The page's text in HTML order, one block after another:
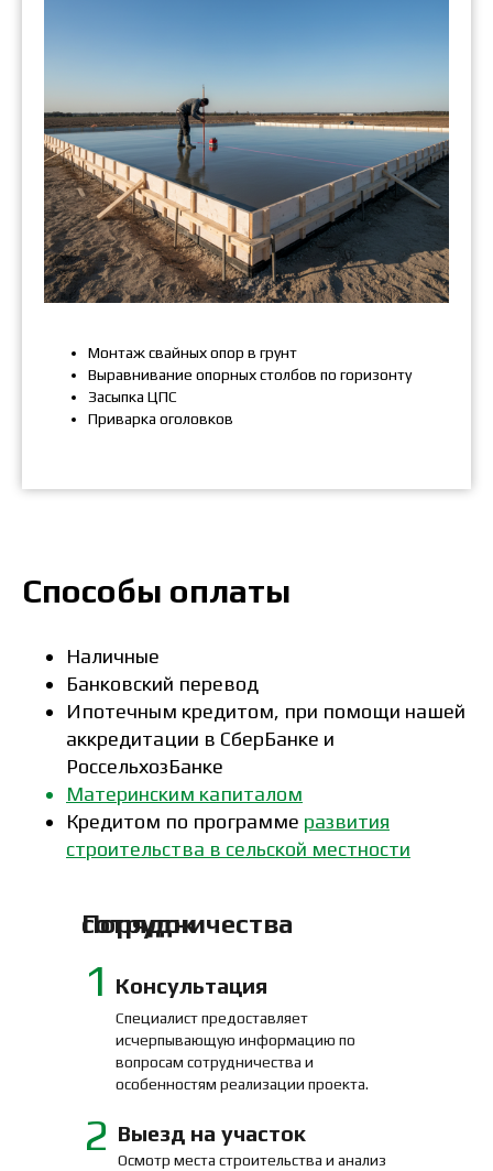
Монтаж свайных опор в грунт
Выравнивание опорных столбов по горизонту
Засыпка ЦПС
Приварка оголовков
Способы оплаты
Наличные
Банковский перевод
Ипотечным кредитом, при помощи нашей
аккредитации в СберБанке и
РоссельхозБанке
Материнским капиталом
Кредитом по программе развития
строительства в сельской местности
Специалист предоставляет
исчерпывающую информацию по
вопросам сотрудничества и
особенностям реализации проекта.
Консультация
1
Выезд на участок
Осмотр места строительства и анализ
2
Порядок сотрудничества